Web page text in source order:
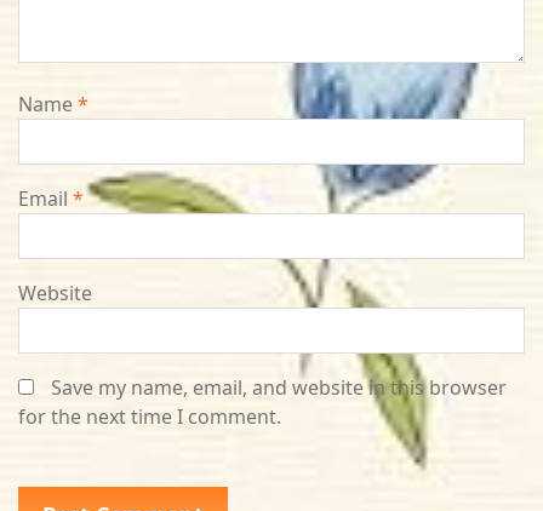
Name*
Email *
Website
Save my name, email, and website in this browser
for the next time I comment.